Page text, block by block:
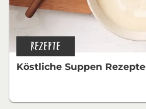
REZEPTE
Köstliche Suppen Rezepte